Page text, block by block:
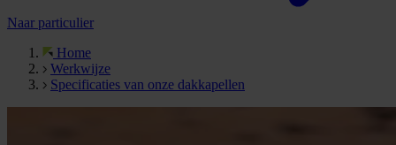
Naar particulier
Home
Werkwijze
Specificaties van onze dakkapellen